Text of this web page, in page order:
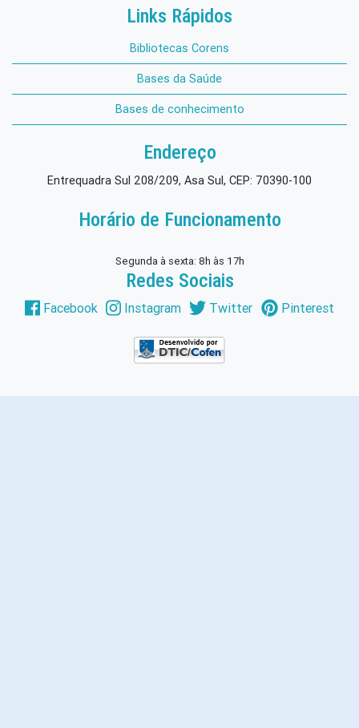
Links Rápidos
Bibliotecas Corens
Bases da Saúde
Bases de conhecimento
Endereço
Entrequadra Sul 208/209, Asa Sul, CEP: 70390-100
Horário de Funcionamento
Segunda à sexta: 8h às 17h
Redes Sociais
Facebook Instagram Twitter Pinterest